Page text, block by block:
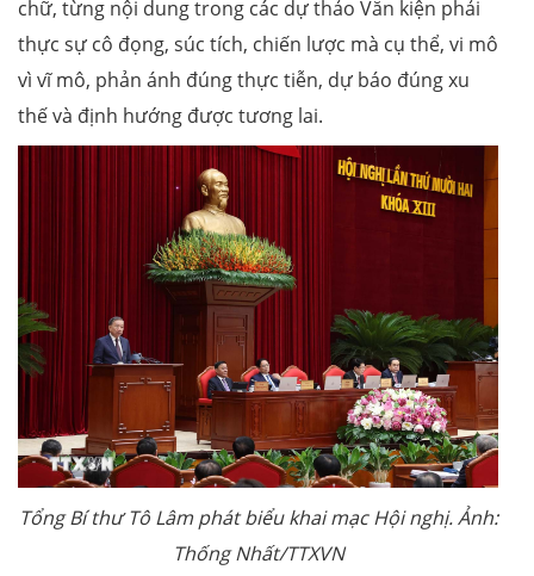
chữ, từng nội dung trong các dự thảo Văn kiện phải
thực sự cô đọng, súc tích, chiến lược mà cụ thể, vi mô
vì vĩ mô, phản ánh đúng thực tiễn, dự báo đúng xu
thế và định hướng được tương lai.
Tổng Bí thư Tô Lâm phát biểu khai mạc Hội nghị. Ảnh:
Thống Nhất/TTXVN